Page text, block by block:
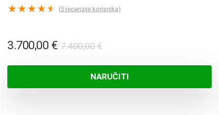
★★★★★ (5 recenzije korisnika)
7.400,00€Izvorna
bila
je:
3.700,00 €
Trenutna
je:
3.700,00 €.
NARUČITI